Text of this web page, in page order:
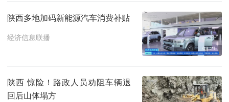
陕西多地加码新能源汽车消费补贴
经济信息联播
03:21
陕西 惊险！路政人员劝阻车辆退
回后山体塌方